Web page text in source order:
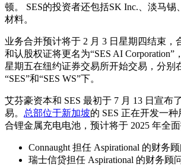
顿。 SES的投资者还包括SK Inc.、淡马锡
材料。
业务合并预计将于 2 月 3 日星期四结束，
和认股权证将更名为“SES AI Corporation”
星期五在纽约证券交易所开始交易，分别
“SES”和“SES WS”下。
艾芬豪资本和 SES 最初于 7 月 13 日宣布
易。 总部位于新加坡的 SES 正在开发一
合锂金属充电电池，预计将于 2025 年全面
Connaught 担任 Aspirational 的财务顾
瑞士信贷担任 Aspirational 的财务顾